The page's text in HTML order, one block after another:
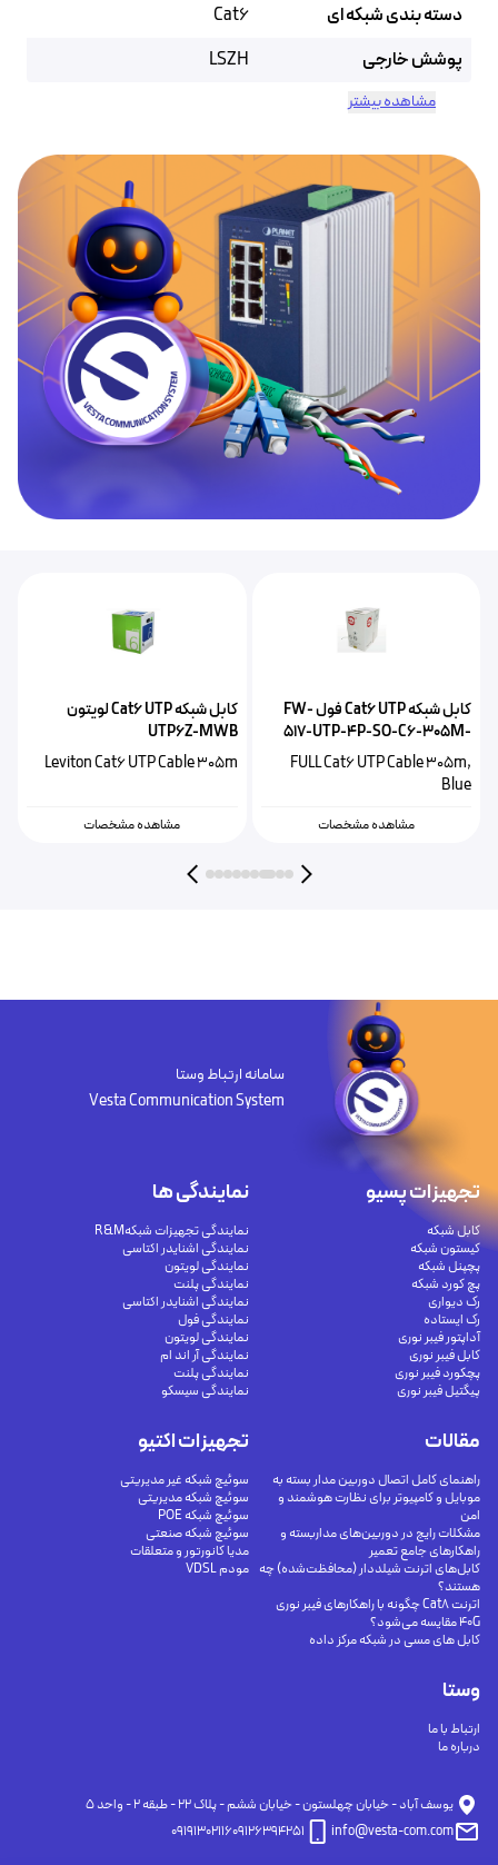
دسته بندی شبکه ای
Cat6
پوشش خارجی
LSZH
مشاهده بیشتر
کابل شبکه Cat6 UTP فول FW-
517-UTP-4P-SO-C6-305M-
Blue
FULL Cat6 UTP Cable 305m,
Blue
مشاهده مشخصات
کابل شبکه Cat6 UTP لویتون
UTP6Z-MWB
Leviton Cat6 UTP Cable 305m
مشاهده مشخصات
سامانه ارتباط وستا
Vesta Communication System
وستا
ارتباط با ما
درباره ما
تجهیزات پسیو
کابل شبکه
کیستون شبکه
پچپنل شبکه
پچ کورد شبکه
رک دیواری
رک ایستاده
آداپتور فیبر نوری
کابل فیبر نوری
پچکورد فیبر نوری
پیگتیل فیبر نوری
تجهیزات اکتیو
سوئیچ شبکه غیر مدیریتی
سوئیچ شبکه مدیریتی
سوئیچ شبکه POE
سوئیچ شبکه صنعتی
مدیا کانورتور و متعلقات
مودم VDSL
نمایندگی ها
نمایندگی تجهیزات شبکهR&M
نمایندگی اشنایدر اکتاسی
نمایندگی لویتون
نمایندگی پلنت
نمایندگی اشنایدر اکتاسی
نمایندگی فول
نمایندگی لویتون
نمایندگی آر اند ام
نمایندگی پلنت
نمایندگی سیسکو
مقالات
راهنمای کامل اتصال دوربین مدار بسته به
موبایل و کامپیوتر برای نظارت هوشمند و
امن
مشکلات رایج در دوربین‌های مداربسته و
راهکارهای جامع تعمیر
کابل‌های اترنت شیلددار (محافظت‌شده) چه
هستند؟
اترنت Cat8 چگونه با راهکارهای فیبر نوری
40G مقایسه می‌شود؟
کابل های مسی در شبکه مرکز داده
يوسف آباد - خيابان چهلستون - خيابان ششم - پلاك ٢٢ - طبقه ٢ - واحد ٥
info@vesta-com.com
09126394251
09191302116